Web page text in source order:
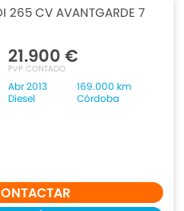
265 CV AVANTGARDE 7
21.900 €
PVP CONTADO
Abr 2013
169.000 km
Diesel
Córdoba